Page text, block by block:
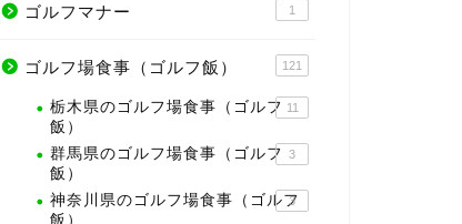
ゴルフマナー 1
ゴルフ場食事（ゴルフ飯） 121
栃木県のゴルフ場食事（ゴルフ
飯）
11
群馬県のゴルフ場食事（ゴルフ
飯）
3
神奈川県のゴルフ場食事（ゴルフ
飯）
3